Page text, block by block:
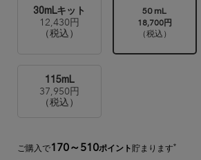
選択済み
30mLキット
12,430円
（税込）
, 1/4 選択済み
50 mL
18,700円
（税込）
, 2/4
選択済み
115mL
37,950円
（税込）
, 4/4
ご購入で170～510ポイント 貯まります*